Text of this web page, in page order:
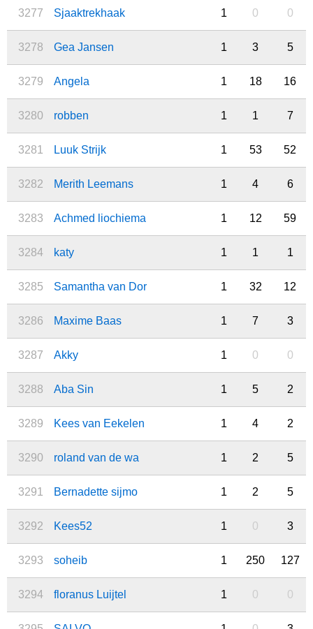
3277 Sjaaktrekhaak 1 0 0
3278 Gea Jansen 1 3 5
3279 Angela 1 18 16
3280 robben 1 1 7
3281 Luuk Strijk 1 53 52
3282 Merith Leemans 1 4 6
3283 Achmed liochiema 1 12 59
3284 katy 1 1 1
3285 Samantha van Dor 1 32 12
3286 Maxime Baas 1 7 3
3287 Akky 1 0 0
3288 Aba Sin 1 5 2
3289 Kees van Eekelen 1 4 2
3290 roland van de wa 1 2 5
3291 Bernadette sijmo 1 2 5
3292 Kees52 1 0 3
3293 soheib 1 250 127
3294 floranus Luijtel 1 0 0